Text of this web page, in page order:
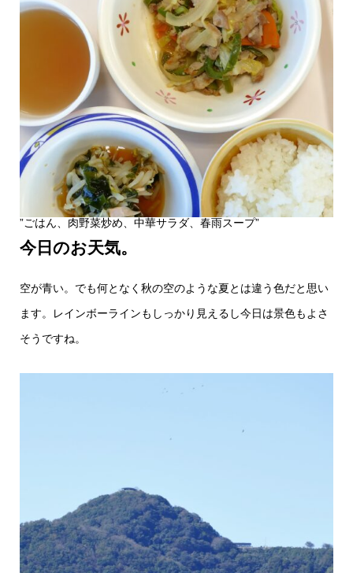
”ごはん、肉野菜炒め、中華サラダ、春雨スープ”
今日のお天気。
空が青い。でも何となく秋の空のような夏とは違う色だと思い
ます。レインボーラインもしっかり見えるし今日は景色もよさ
そうですね。